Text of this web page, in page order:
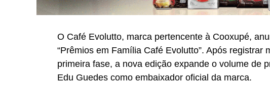
O Café Evolutto, marca pertencente à Cooxupé,
“Prêmios em Família Café Evolutto”. Após registrar
primeira fase, a nova edição expande o volume de
Edu Guedes como embaixador oficial da marca.